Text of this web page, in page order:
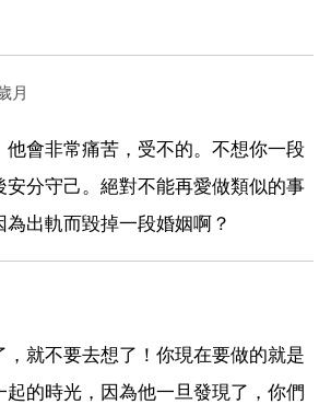
月
他會非常痛苦，受不的。不想你一段
安分守己。絕對不能再愛做類似的事
出軌而毀掉一段婚姻啊？
，就不要去想了！你現在要做的就是
起的時光，因為他一旦發現了，你們